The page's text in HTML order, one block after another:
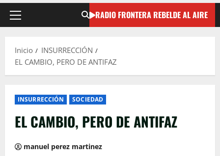
Menú
RADIO FRONTERA REBELDE AL AIRE
Inicio
INSURRECCIÓN
EL CAMBIO, PERO DE ANTIFAZ
INSURRECCIÓN SOCIEDAD
EL CAMBIO, PERO DE ANTIFAZ
manuel perez martinez